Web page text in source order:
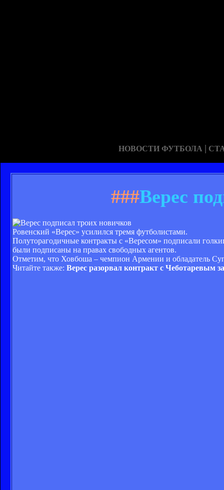
НОВОСТИ ФУТБОЛА |
###Верес
Ровенский «Верес» усилился тремя футболистами.
Полуторагодичные контракты с «Вересом» подписали
были подписаны на правах свободных агентов.
Отметим, что Ховбоша – чемпион Армении и обладатель
Читайте также: Верес разорвал контракт с Чеботаревым